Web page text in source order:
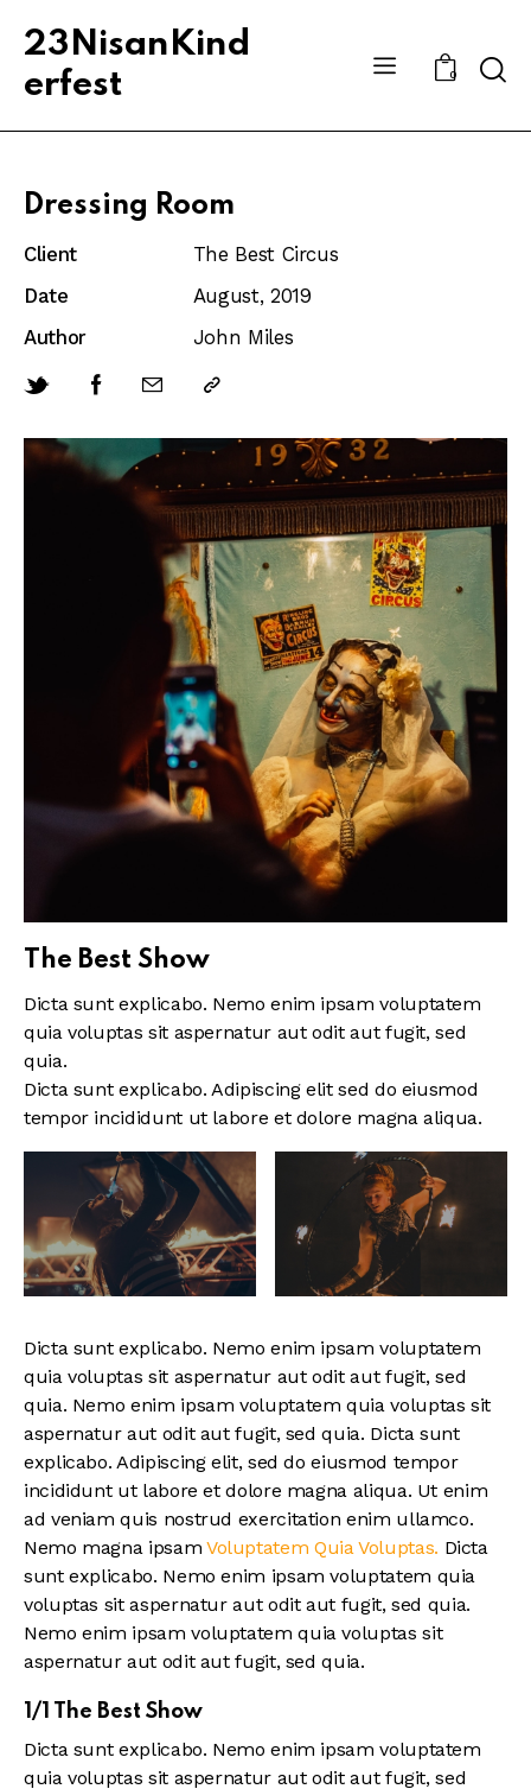
23NisanKind
erfest
0
Dressing Room
Client
The Best Circus
Date
August, 2019
Author
John Miles
Twitter-FacebookShare-Copy
to
clipboard
The Best Show
Dicta sunt explicabo. Nemo enim ipsam voluptatem
quia voluptas sit aspernatur aut odit aut fugit, sed
quia.
Dicta sunt explicabo. Adipiscing elit sed do eiusmod
tempor incididunt ut labore et dolore magna aliqua.
Dicta sunt explicabo. Nemo enim ipsam voluptatem
quia voluptas sit aspernatur aut odit aut fugit, sed
quia. Nemo enim ipsam voluptatem quia voluptas sit
aspernatur aut odit aut fugit, sed quia. Dicta sunt
explicabo. Adipiscing elit, sed do eiusmod tempor
incididunt ut labore et dolore magna aliqua. Ut enim
ad veniam quis nostrud exercitation enim ullamco.
Nemo magna ipsam Voluptatem Quia Voluptas. Dicta
sunt explicabo. Nemo enim ipsam voluptatem quia
voluptas sit aspernatur aut odit aut fugit, sed quia.
Nemo enim ipsam voluptatem quia voluptas sit
aspernatur aut odit aut fugit, sed quia.
1/1 The Best Show
Dicta sunt explicabo. Nemo enim ipsam voluptatem
quia voluptas sit aspernatur aut odit aut fugit, sed